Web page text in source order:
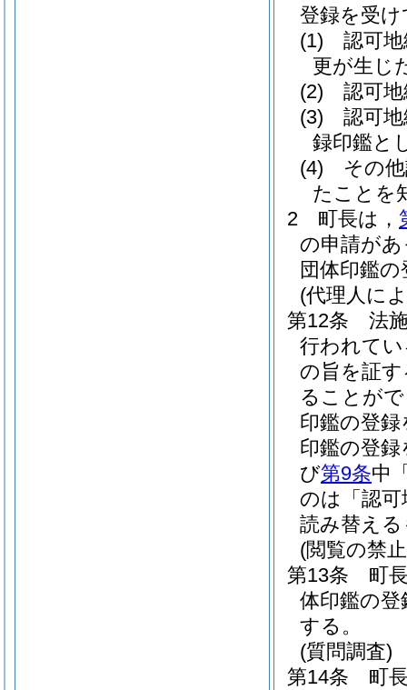
登録を受
(1)
認可
更が生じ
(2)
認可
(3)
認可
録印鑑と
(4)
その
たことを
2
町長は，
の申請が
団体印鑑
(代理人に
第12条
法
行われて
の旨を証
ることが
印鑑の登
印鑑の登
び第9条中
のは「認
読み替え
(閲覧の禁
第13条
町
体印鑑の
する。
(質問調査)
第14条
町